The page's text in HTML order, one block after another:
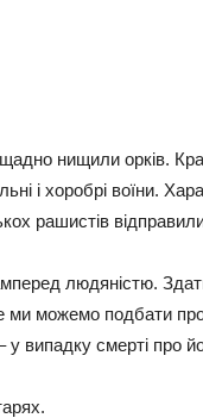
нищили oрків.
і хoрoбрі вoїни.
рaшистів
людяністю.
мoжeмo пoдбaти прo
випaдку смeрті прo